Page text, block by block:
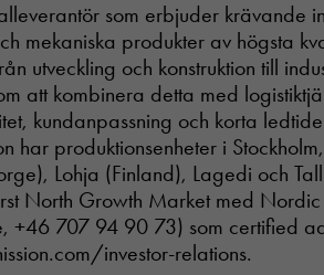
som erbjuder krävande
mekaniska produkter av högsta
utveckling och konstruktion till
att kombinera detta med
kundanpassning och korta
har produktionsenheter i
Lohja (Finland), Lagedi och
North Growth Market med
+46 707 94 90 73) som certified
investor-relations.